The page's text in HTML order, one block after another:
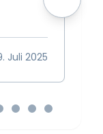
Juli 2025